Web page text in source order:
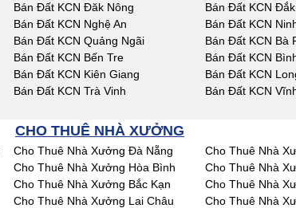
Bán Đất KCN Đăk Nông Bán Đất KCN
Bán Đất KCN Nghệ An Bán Đất KCN
Bán Đất KCN Quảng Ngãi Bán Đất KCN Bà
Bán Đất KCN Bến Tre Bán Đất KCN
Bán Đất KCN Kiên Giang Bán Đất KCN
Bán Đất KCN Trà Vinh Bán Đất KCN
CHO THUÊ NHÀ XƯỞNG
Cho Thuê Nhà Xưởng Đà Nẵng Cho Thuê Nhà
Cho Thuê Nhà Xưởng Hòa Bình Cho Thuê Nhà
Cho Thuê Nhà Xưởng Bắc Kạn Cho Thuê Nhà
Cho Thuê Nhà Xưởng Lai Châu Cho Thuê Nhà